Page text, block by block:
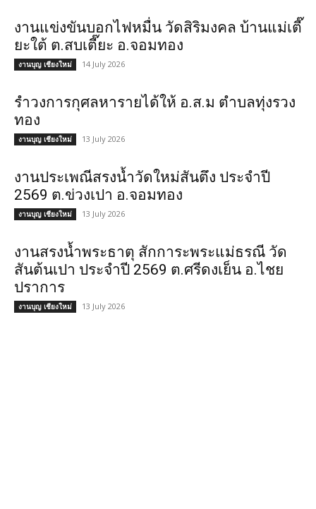
งานแข่งขันบอกไฟหมื่น วัดสิริมงคล บ้านแม่เตี๊
ยะใต้ ต.สบเตี๊ยะ อ.จอมทอง
งานบุญ เชียงใหม่ 14 July 2026
รำวงการกุศลหารายได้ให้ อ.ส.ม ตำบลทุ่งรวง
ทอง
งานบุญ เชียงใหม่ 13 July 2026
งานประเพณีสรงน้ำวัดใหม่สันตึง ประจำปี
2569 ต.ข่วงเปา อ.จอมทอง
งานบุญ เชียงใหม่ 13 July 2026
งานสรงน้ำพระธาตุ สักการะพระแม่ธรณี วัด
สันต้นเปา ประจำปี 2569 ต.ศรีดงเย็น อ.ไชย
ปราการ
งานบุญ เชียงใหม่ 13 July 2026